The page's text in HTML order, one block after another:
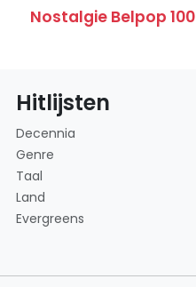
Nostalgie Belpop 100
Hitlijsten
Decennia
Genre
Taal
Land
Evergreens